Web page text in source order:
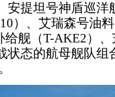
安提坦号神盾巡洋
）、艾瑞森号油
给舰（T-AKE2）
状态的航母舰队